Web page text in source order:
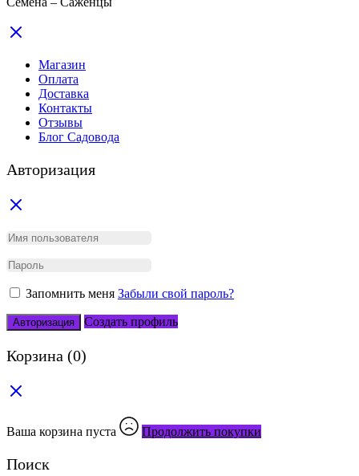
Магазин
Оплата
Доставка
Контакты
Отзывы
Блог Садовода
Авторизация
Запомнить меня Забыли свой пароль?
Авторизация Создать профиль
Корзина (0)
Ваша корзина пуста Продолжить покупки
Поиск